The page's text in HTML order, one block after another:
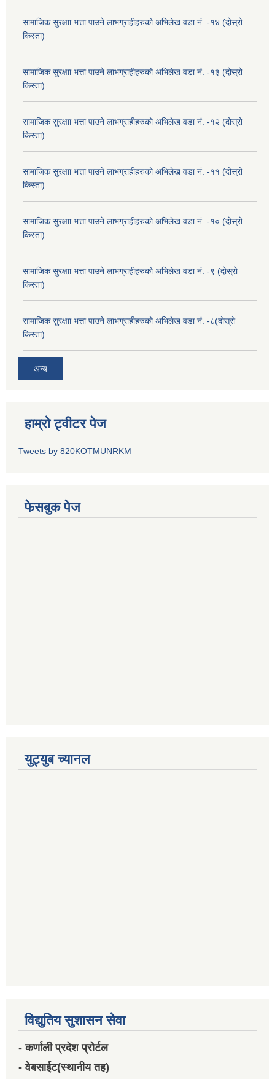
सामाजिक सुरक्षाा भत्ता पाउने लाभग्राहीहरुको अभिलेख वडा नं. -१४ (दोस्रो
किस्ता)
सामाजिक सुरक्षाा भत्ता पाउने लाभग्राहीहरुको अभिलेख वडा नं. -१३ (दोस्रो
किस्ता)
सामाजिक सुरक्षाा भत्ता पाउने लाभग्राहीहरुको अभिलेख वडा नं. -१२ (दोस्रो
किस्ता)
सामाजिक सुरक्षाा भत्ता पाउने लाभग्राहीहरुको अभिलेख वडा नं. -११ (दोस्रो
किस्ता)
सामाजिक सुरक्षाा भत्ता पाउने लाभग्राहीहरुको अभिलेख वडा नं. -१० (दोस्रो
किस्ता)
सामाजिक सुरक्षाा भत्ता पाउने लाभग्राहीहरुको अभिलेख वडा नं. -९ (दोस्रो
किस्ता)
सामाजिक सुरक्षाा भत्ता पाउने लाभग्राहीहरुको अभिलेख वडा नं. -८(दोस्रो
किस्ता)
अन्य
हाम्रो ट्वीटर पेज
Tweets by 820KOTMUNRKM
फेसबुक पेज
युट्युब च्यानल
विद्युतिय सुशासन सेवा
- कर्णाली प्रदेश प्रोर्टल
- वेबसाईट(स्थानीय तह)